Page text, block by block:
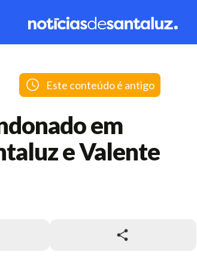
Este conteúdo é antigo
em
e Valente